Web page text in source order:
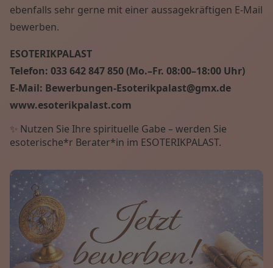
ebenfalls sehr gerne mit einer aussagekräftigen E-Mail
bewerben.
ESOTERIKPALAST
Telefon: 033 642 847 850 (Mo.–Fr. 08:00–18:00 Uhr)
E-Mail: Bewerbungen-Esoterikpalast@gmx.de
www.esoterikpalast.com
✨ Nutzen Sie Ihre spirituelle Gabe – werden Sie
esoterische*r Berater*in im ESOTERIKPALAST.